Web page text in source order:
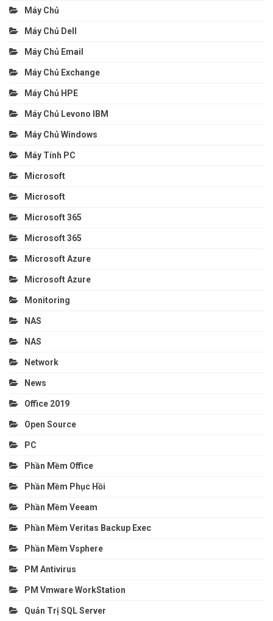
Máy Chủ
Máy Chủ Dell
Máy Chủ Email
Máy Chủ Exchange
Máy Chủ HPE
Máy Chủ Levono IBM
Máy Chủ Windows
Máy Tính PC
Microsoft
Microsoft
Microsoft 365
Microsoft 365
Microsoft Azure
Microsoft Azure
Monitoring
NAS
NAS
Network
News
Office 2019
Open Source
PC
Phần Mềm Office
Phần Mềm Phục Hồi
Phần Mềm Veeam
Phần Mềm Veritas Backup Exec
Phần Mềm Vsphere
PM Antivirus
PM Vmware WorkStation
Quản Trị SQL Server